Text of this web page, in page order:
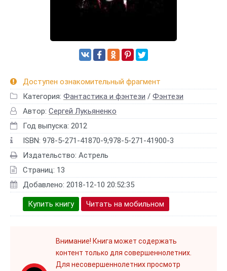
Доступен ознакомительный фрагмент
Категория: Фантастика и фэнтези / Фэнтези
Автор: Сергей Лукьяненко
Год выпуска: 2012
ISBN: 978-5-271-41870-9;978-5-271-41900-3
Издательство: Астрель
Страниц: 13
Добавлено: 2018-12-10 20:52:35
Купить книгу Читать на мобильном
Внимание! Книга может содержать
контент только для совершеннолетних.
Для несовершеннолетних просмотр